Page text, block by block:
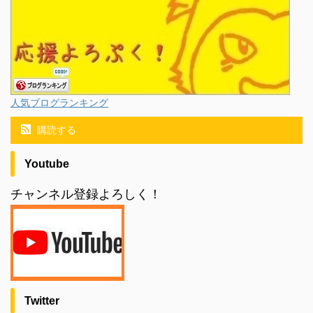
人気ブログランキング
購読する
Youtube
チャンネル登録よろしく！
Twitter